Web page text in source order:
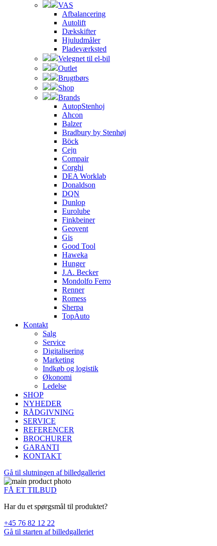
VAS
Afbalancering
Autolift
Dækskifter
Hjuludmåler
Pladeværksted
Velegnet til el-bil
Outlet
Brugtbørs
Shop
Brands
AutopStenhoj
Ahcon
Balzer
Bradbury by Stenhøj
Böck
Cejn
Compair
Corghi
DEA Worklab
Donaldson
DQN
Dunlop
Eurolube
Finkbeiner
Geovent
Gis
Good Tool
Haweka
Hunger
J.A. Becker
Mondolfo Ferro
Renner
Romess
Sherpa
TopAuto
Kontakt
Salg
Service
Digitalisering
Marketing
Indkøb og logistik
Økonomi
Ledelse
SHOP
NYHEDER
RÅDGIVNING
SERVICE
REFERENCER
BROCHURER
GARANTI
KONTAKT
Gå til slutningen af billedgalleriet
FÅ ET TILBUD
Har du et spørgsmål til produktet?
+45 76 82 12 22
Gå til starten af billedgalleriet